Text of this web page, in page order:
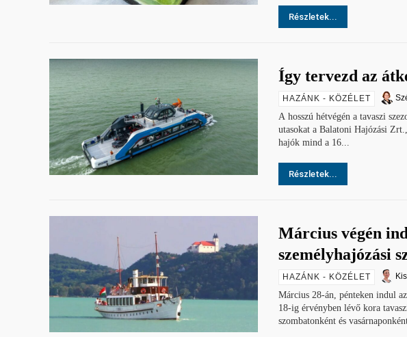
Részletek...
Így tervezd az
HAZÁNK - KÖZÉLET
A hosszú hétvégén a tavaszi
utasokat a Balatoni Hajózási
hajók mind a 16...
Részletek...
Március végén
személyhajózási
HAZÁNK - KÖZÉLET
Március 28-án, pénteken indul
18-ig érvényben lévő kora
szombatonként és